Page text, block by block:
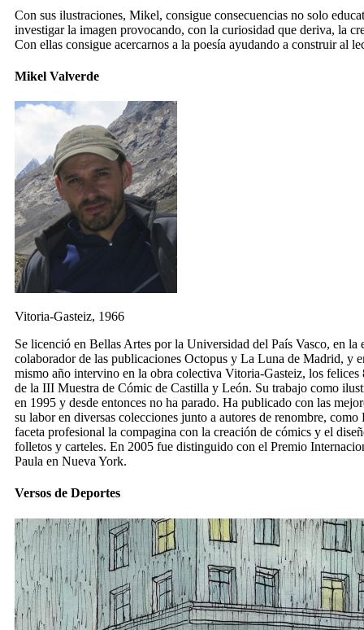
Con sus ilustraciones, Mikel, consigue consecuencias no solo
investigar la imagen provocando, con la curiosidad que deriva, la
Con ellas consigue acercarnos a la poesía ayudando a construir al
Mikel Valverde
Vitoria-Gasteiz, 1966
Se licenció en Bellas Artes por la Universidad del País Vasco, en la
colaborador de las publicaciones Octopus y La Luna de Madrid, y
mismo año intervino en la obra colectiva Vitoria-Gasteiz, los
de la III Muestra de Cómic de Castilla y León. Su trabajo como
en 1995 y desde entonces no ha parado. Ha publicado con las
su labor en diversas colecciones junto a autores de renombre,
faceta profesional la compagina con la creación de cómics y el
folletos y carteles. En 2005 fue distinguido con el Premio
Paula en Nueva York.
Versos de Deportes